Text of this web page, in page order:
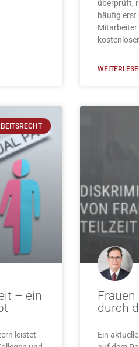
überprüft,
häufig erst
Mitarbeiter
– ein
leistet
durch
Ein